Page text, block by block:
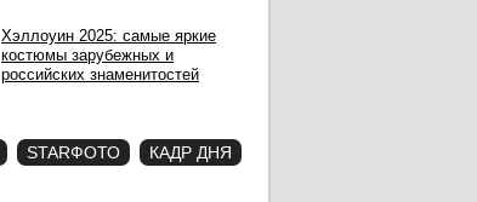
Хэллоуин 2025: самые яркие
костюмы зарубежных и
российских знаменитостей
STARФОТО КАДР ДНЯ